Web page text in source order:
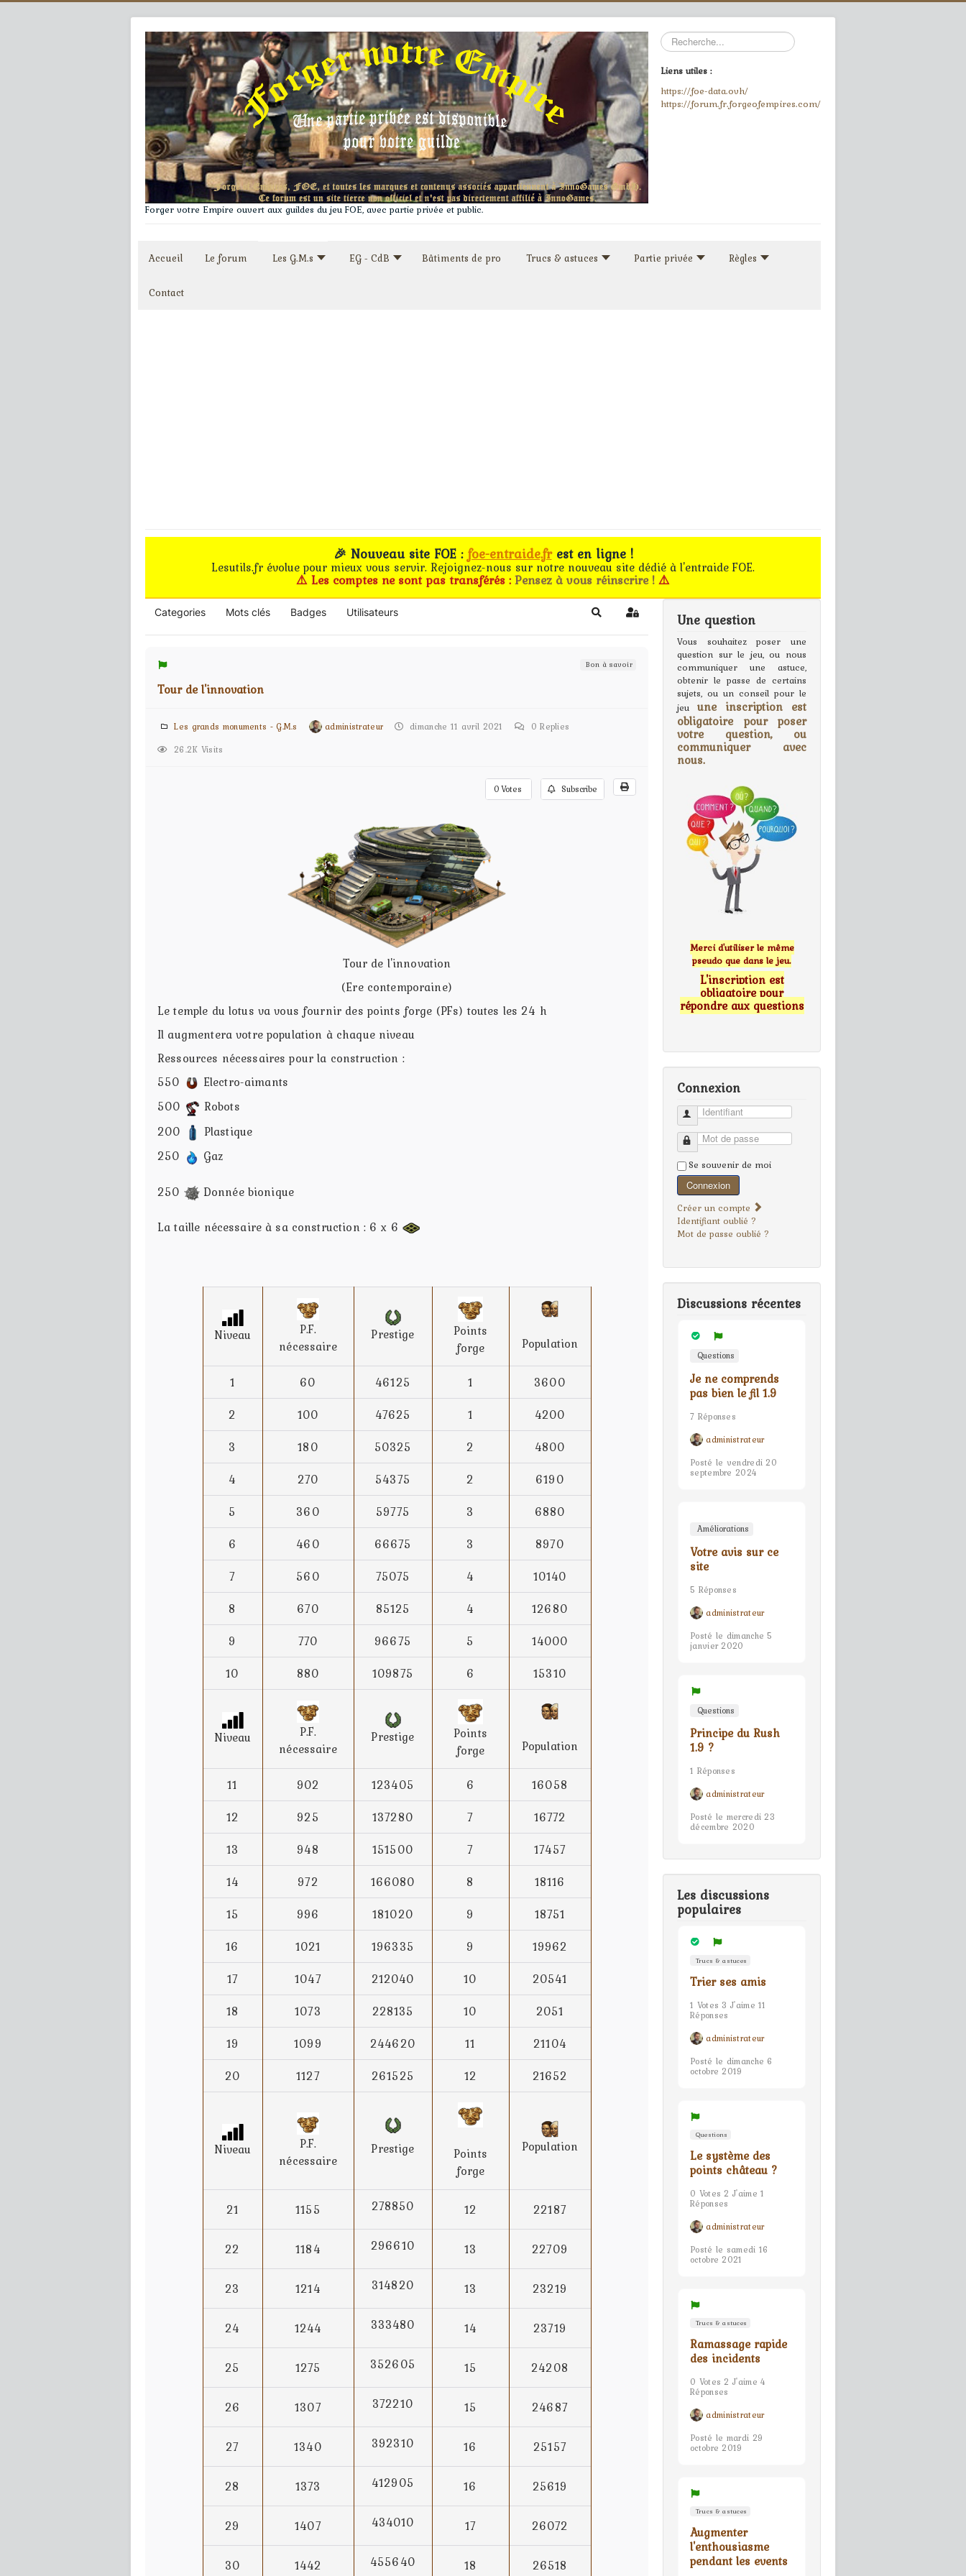
Forger votre Empire ouvert aux guildes du jeu FOE, avec partie privée et public.
Rechercher
Liens utiles :
https://foe-data.ovh/
https://forum.fr.forgeofempires.com/
Accueil Le forum Les G.M.s EG - CdB Bâtiments de pro Trucs & astuces Partie privée Règles
Contact
🎉 Nouveau site FOE :foe-entraide.frest en ligne !
Lesutils.fr évolue pour mieux vous servir. Rejoignez-nous sur notre nouveau site dédié à l'entraide FOE.
⚠️ Les comptes ne sont pas transférés :Pensez à vous réinscrire !⚠️
Categories Mots clés Badges Utilisateurs Search Sign In
Bon à savoir
Tour de l'innovation
Les grands monuments - G.M.s administrateur dimanche 11 avril 2021 0 Replies
26.2K Visits
0Votes Subscribe
Tour de l'innovation
(Ere contemporaine)
Le temple du lotus va vous fournir des points forge (PFs) toutes les 24 h
Il augmentera votre population à chaque niveau
Ressources nécessaires pour la construction :
550
Electro-aimants
500
Robots
200
Plastique
250
Gaz
250 Donnée bionique
La taille nécessaire à sa construction : 6 x 6
Niveau
P.F.
nécessaire
Prestige
Points
forge
Population
1 60 46125 1
3600
2
100 47625 1
4200
3
180 50325 2
4800
4
270 54375 2
6190
5
360 59775 3
6880
6
460 66675 3
8970
7
560 75075 4
10140
8
670 85125 4
12680
9
770 96675 5
14000
10
880 109875 6 15310
Niveau
P.F.
nécessaire
Prestige
Points
forge
Population
11 902 123405 6
16058
12
925 137280 7
16772
13
948 151500 7
17457
14
972 166080 8
18116
15
996 181020 9
18751
16
1021 196335 9
19962
17
1047 212040 10
20541
18
1073 228135 10
2051
19
1099 244620 11
21104
20
1127 261525 12 21652
Niveau
P.F.
nécessaire
Prestige
Points
forge
Population
21 1155 278850 12 22187
22 1184 296610 13 22709
23 1214 314820 13 23219
24 1244 333480 14 23719
25 1275 352605 15 24208
26 1307 372210 15 24687
27 1340 392310 16 25157
28 1373 412905 16 25619
29 1407 434010 17 26072
30 1442 455640 18 26518
Une question
Vous souhaitez poser une
question sur le jeu, ou nous
communiquer une astuce,
obtenir le passe de certains
sujets, ou un conseil pour le
jeu une inscription est
obligatoire pour poser
votre question, ou
communiquer avec
nous.
Merci d'utiliser le même
pseudo que dans le jeu.
L'inscription est
obligatoire pour
répondre aux questions
Connexion
Identifiant
Mot de passe
Se souvenir de moi
Connexion
Créer un compte
Identifiant oublié ?
Mot de passe oublié ?
Discussions récentes
Questions
Je ne comprends
pas bien le fil 1.9
7 Réponses
administrateur
Posté le vendredi 20
septembre 2024
Améliorations
Votre avis sur ce
site
5 Réponses
administrateur
Posté le dimanche 5
janvier 2020
Questions
Principe du Rush
1.9 ?
1 Réponses
administrateur
Posté le mercredi 23
décembre 2020
Les discussions
populaires
Trucs & astuces
Trier ses amis
1 Votes 3 J'aime 11
Réponses
administrateur
Posté le dimanche 6
octobre 2019
Questions
Le système des
points château ?
0 Votes 2 J'aime 1
Réponses
administrateur
Posté le samedi 16
octobre 2021
Trucs & astuces
Ramassage rapide
des incidents
0 Votes 2 J'aime 4
Réponses
administrateur
Posté le mardi 29
octobre 2019
Trucs & astuces
Augmenter
l'enthousiasme
pendant les events